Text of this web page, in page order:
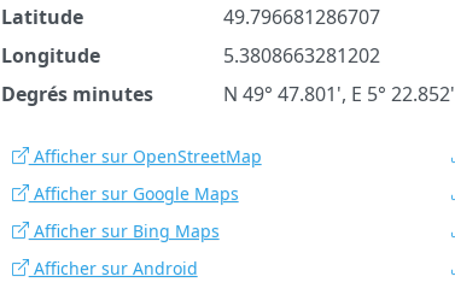
Latitude
49.796681286707
Longitude
5.3808663281202
Degrés minutes
N 49° 47.801', E 5° 22.852'
Afficher sur OpenStreetMap
Afficher sur Google Maps
Afficher sur Bing Maps
Afficher sur Android